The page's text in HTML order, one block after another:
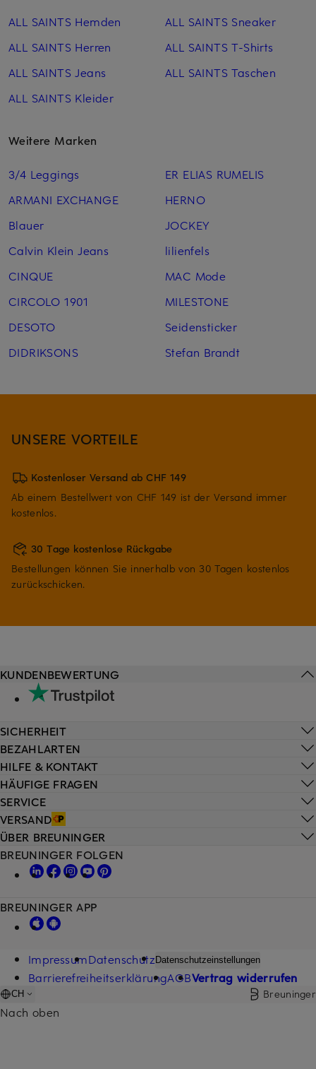
ALL SAINTS Hemden
ALL SAINTS Herren
ALL SAINTS Jeans
ALL SAINTS Kleider
ALL SAINTS Sneaker
ALL SAINTS T-Shirts
ALL SAINTS Taschen
Weitere Marken
3/4 Leggings
ARMANI EXCHANGE
Blauer
Calvin Klein Jeans
CINQUE
CIRCOLO 1901
DESOTO
DIDRIKSONS
ER ELIAS RUMELIS
HERNO
JOCKEY
lilienfels
MAC Mode
MILESTONE
Seidensticker
Stefan Brandt
UNSERE VORTEILE
Kostenloser Versand ab CHF 149
Ab einem Bestellwert von CHF 149 ist der Versand immer
kostenlos.
30 Tage kostenlose Rückgabe
Bestellungen können Sie innerhalb von 30 Tagen kostenlos
zurückschicken.
HILFE & KONTAKT
HÄUFIGE FRAGEN
SERVICE
VERSAND
KUNDENBEWERTUNG
SICHERHEIT
BEZAHLARTEN
ÜBER BREUNINGER
BREUNINGER FOLGEN
BREUNINGER APP
ImpressumDatenschutz Datenschutzeinstellungen
BarrierefreiheitserklärungAGBVertrag widerrufen
CH Breuninger
Nach oben